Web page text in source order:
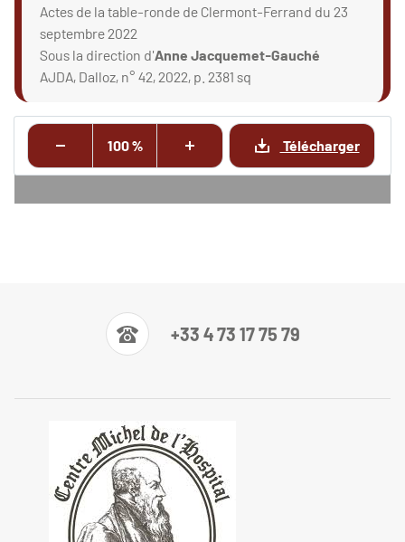
Actes de la table-ronde de Clermont-Ferrand du 23
septembre 2022
Sous la direction d'Anne Jacquemet-Gauché
AJDA, Dalloz, n° 42, 2022, p. 2381 sq
100 % Télécharger
+33 4 73 17 75 79